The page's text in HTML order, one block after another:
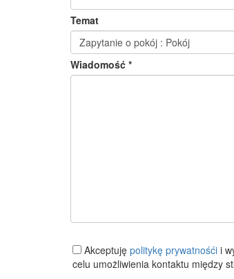
Temat
Wiadomość *
Akceptuję politykę prywatnośći i
celu umożliwienia kontaktu między